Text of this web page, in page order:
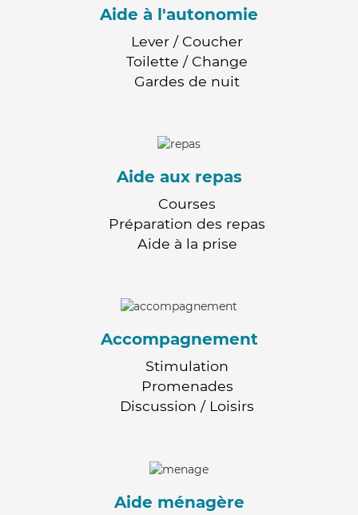
Aide à l'autonomie
Lever / Coucher
Toilette / Change
Gardes de nuit
Aide aux repas
Courses
Préparation des repas
Aide à la prise
Accompagnement
Stimulation
Promenades
Discussion / Loisirs
Aide ménagère